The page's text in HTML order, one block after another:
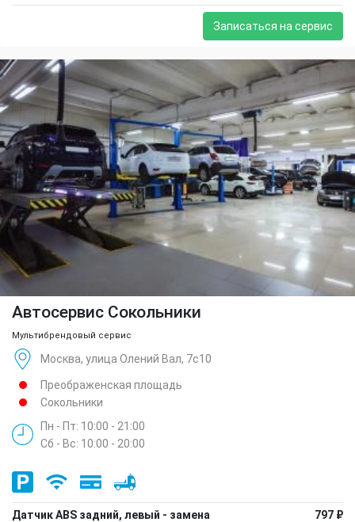
Записаться на сервис
Автосервис Сокольники
Мультибрендовый сервис
Москва, улица Олений Вал, 7с10
Преображенская площадь
Сокольники
Пн - Пт: 10:00 - 21:00
Сб - Вс: 10:00 - 20:00
Датчик ABS задний, левый - замена 797 ₽